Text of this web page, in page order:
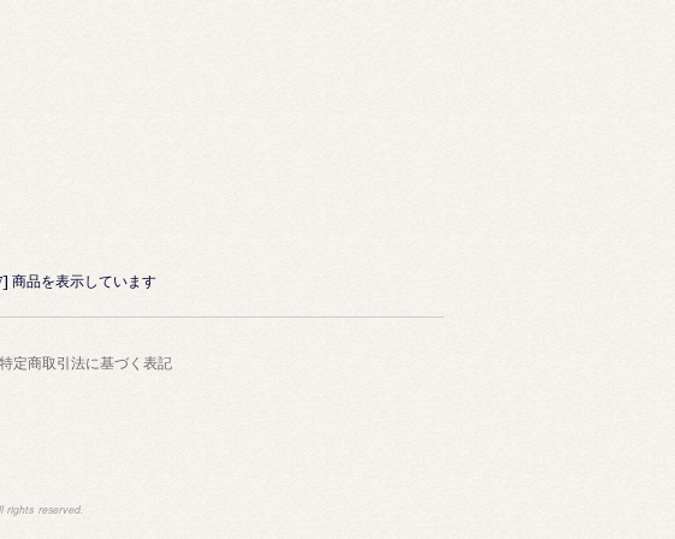
商品を表示しています
特定商取引法に基づく表記
rights reserved.